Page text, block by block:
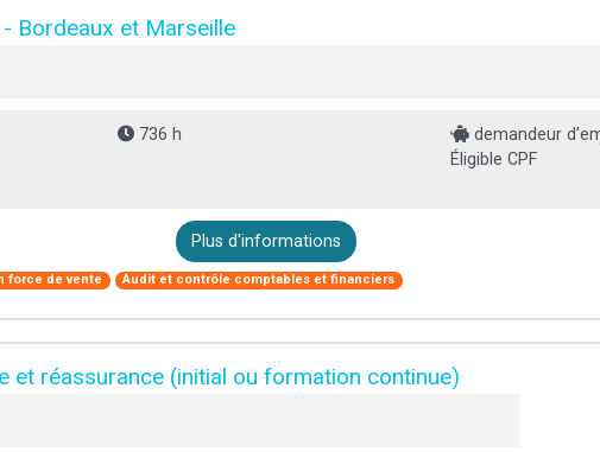
Bordeaux et Marseille
736 h
demandeur
Éligible CPF
Plus d'informations
force de vente Audit et contrôle comptables et financiers
et réassurance (initial ou formation continue)